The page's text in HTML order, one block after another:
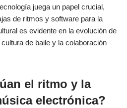
juega un papel crucial,
de ritmos y software para la
es evidente en la evolución de
de baile y la colaboración
el ritmo y la
electrónica?